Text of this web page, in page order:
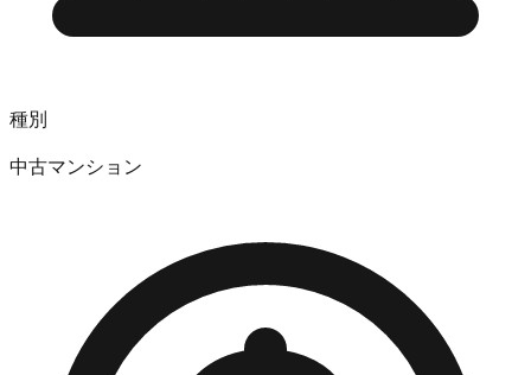
種別
中古マンション